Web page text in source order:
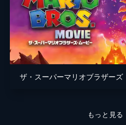
ザ・スーパーマリオブラザーズ
もっと見る